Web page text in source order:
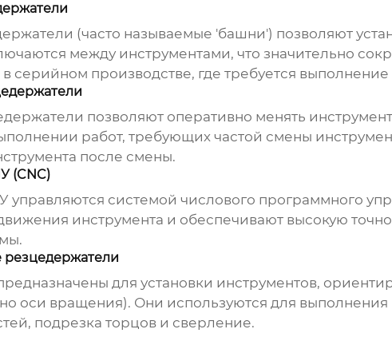
(часто называемые 'башни') позволяют
между инструментами, что значительно
серийном производстве, где требуется
позволяют оперативно менять
работ, требующих частой смены
после смены.
(CNC)
управляются системой числового программного
инструмента и обеспечивают высокую
резцедержатели
для установки инструментов,
оси вращения). Они используются для
подрезка торцов и сверление.